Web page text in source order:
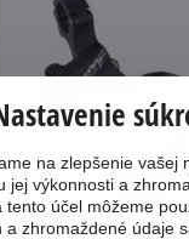
na zlepšenie vašej
jej výkonnosti a
tento účel môžeme
a zhromaždené údaje